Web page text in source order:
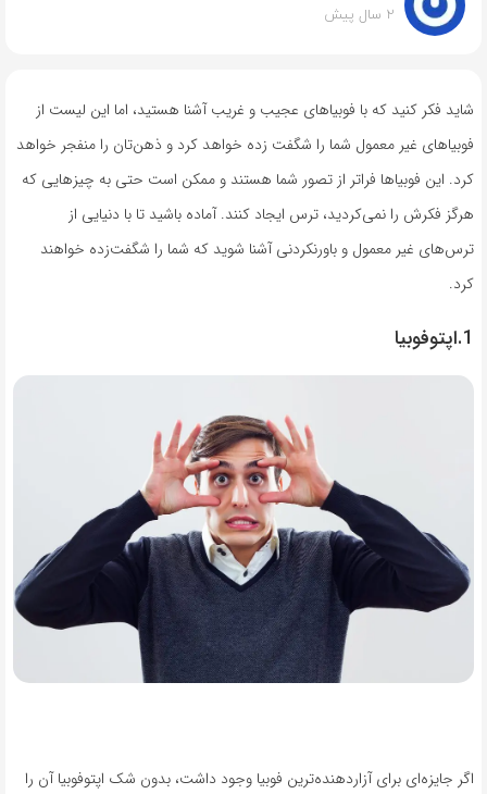
2 سال پیش
شاید فکر کنید که با فوبیاهای عجیب و غریب آشنا هستید، اما این لیست از
فوبیاهای غیر معمول شما را شگفت زده خواهد کرد و ذهن‌تان را منفجر خواهد
کرد. این فوبیاها فراتر از تصور شما هستند و ممکن است حتی به چیزهایی که
هرگز فکرش را نمی‌کردید، ترس ایجاد کنند. آماده باشید تا با دنیایی از
ترس‌های غیر معمول و باورنکردنی آشنا شوید که شما را شگفت‌زده خواهند
کرد.
1.اپتوفوبیا
اگر جایزه‌ای برای آزاردهنده‌ترین فوبیا وجود داشت، بدون شک اپتوفوبیا آن را